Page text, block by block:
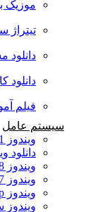
موزیک
تیتراژ
دانلود
دانلود
فیلم
سیستم عامل
ویندوز 11
دانلود
ویندوز 8 و 8.1
ویندوز 7
ویندوز xp
ویندوز